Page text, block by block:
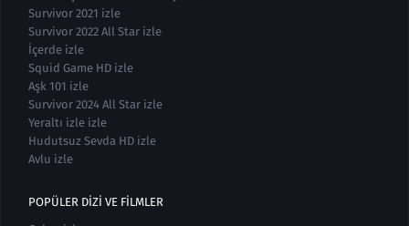
Survivor 2021 izle
Survivor 2022 All Star izle
İçerde izle
Squid Game HD izle
Aşk 101 izle
Survivor 2024 All Star izle
Yeraltı izle izle
Hudutsuz Sevda HD izle
Avlu izle
POPÜLER DIZI VE FILMLER